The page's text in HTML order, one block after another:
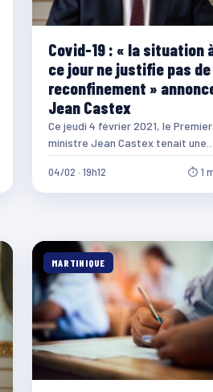
Covid-19 : « la situation
ce jour ne justifie pas de
reconfinement »
Jean Castex
Ce jeudi 4 février 2021, le Premier
ministre Jean Castex tenait une
conférence de presse. Il était
accompagné…
04/02 · 19h12 ⏱ 1
MARTINIQUE